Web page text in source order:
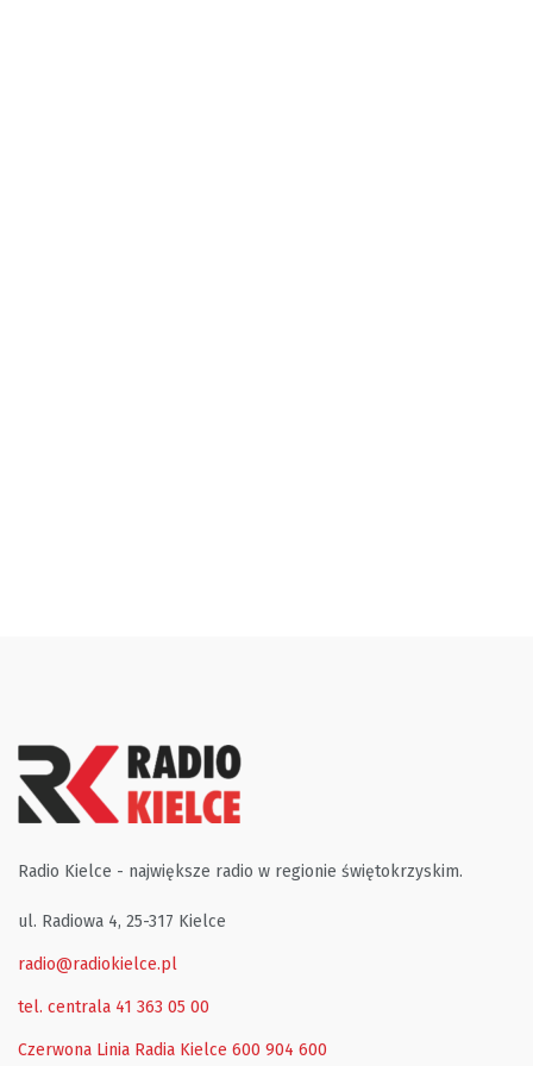
Radio Kielce - największe radio w regionie świętokrzyskim.
ul. Radiowa 4, 25-317 Kielce
radio@radiokielce.pl
tel. centrala 41 363 05 00
Czerwona Linia Radia Kielce 600 904 600